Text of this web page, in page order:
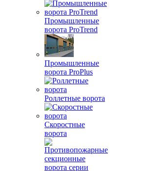
Промышленные
ворота ProTrend
Промышленные
ворота ProPlus
Роллетные ворота
Скоростные
ворота